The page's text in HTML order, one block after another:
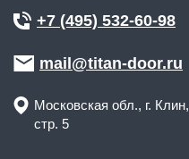
+7 (495) 532-60-98
mail@titan-door.ru
Московская обл., г. Клин,
стр. 5